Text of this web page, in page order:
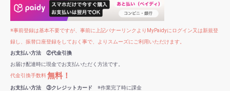
※事前登録は基本不要ですが、事前に上記バナーリンクよりMyPaidyにログイン又は新規登
録し、振替口座登録をしておく事で、よりスムーズにご利用いただけます。
お支払い方法 ②代金引換
お届け配達時に現金でお支払いただく方法です。
代金引換手数料無料！
お支払い方法 ③クレジットカード ※作業完了時に課金